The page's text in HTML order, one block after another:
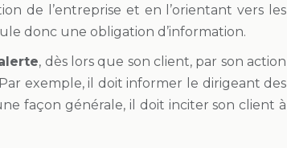
de l’entreprise et en l’orientant vers les
donc une obligation d’information.
, dès lors que son client, par son action
exemple, il doit informer le dirigeant des
façon générale, il doit inciter son client à